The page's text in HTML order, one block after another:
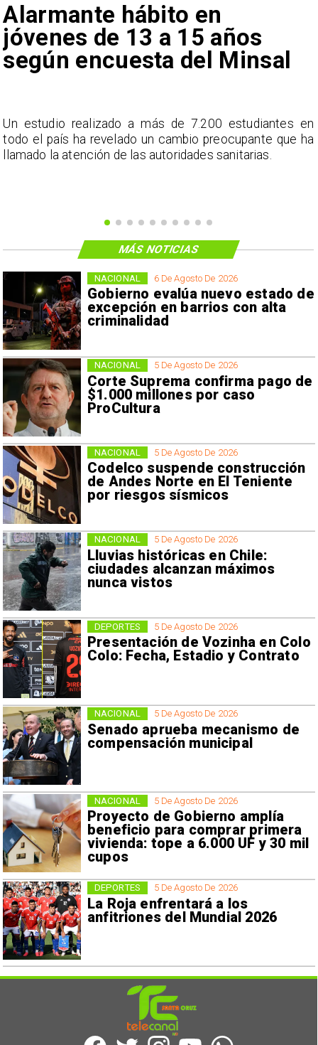
Alarmante hábito en
jóvenes de 13 a 15 años
según encuesta del Minsal
Un estudio realizado a más de 7.200 estudiantes en
todo el país ha revelado un cambio preocupante que ha
llamado la atención de las autoridades sanitarias.
6 De Agosto De 2026
Gobierno evalúa nuevo estado de
excepción en barrios con alta
criminalidad
NACIONAL
5 De Agosto De 2026
Corte Suprema confirma pago de
$1.000 millones por caso
ProCultura
NACIONAL
5 De Agosto De 2026
Codelco suspende construcción
de Andes Norte en El Teniente
por riesgos sísmicos
NACIONAL
5 De Agosto De 2026
Lluvias históricas en Chile:
ciudades alcanzan máximos
nunca vistos
NACIONAL
5 De Agosto De 2026
Presentación de Vozinha en Colo
Colo: Fecha, Estadio y Contrato
DEPORTES
5 De Agosto De 2026
Senado aprueba mecanismo de
compensación municipal
NACIONAL
5 De Agosto De 2026
Proyecto de Gobierno amplía
beneficio para comprar primera
vivienda: tope a 6.000 UF y 30 mil
cupos
NACIONAL
5 De Agosto De 2026
La Roja enfrentará a los
anfitriones del Mundial 2026
DEPORTES
MÁS NOTICIAS